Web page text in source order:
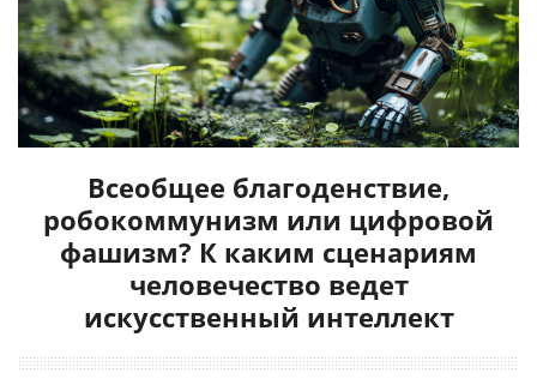
Всеобщее благоденствие,
робокоммунизм или цифровой
фашизм? К каким сценариям
человечество ведет
искусственный интеллект